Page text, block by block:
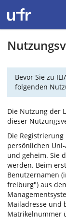
Bevor Sie zu
folgenden
Die Nutzung der
dieser
Die
persönlichen
und geheim. Sie
werden. Beim
Benutzernamen
freiburg") aus
Mailadresse und
Matrikelnummer